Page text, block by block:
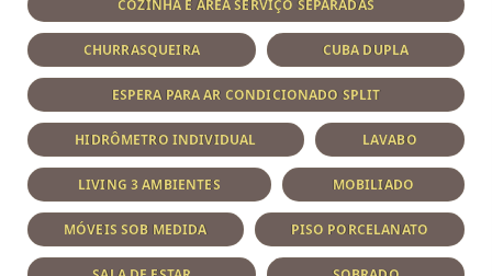
COZINHA E ÁREA SERVIÇO SEPARADAS
CHURRASQUEIRA CUBA DUPLA
ESPERA PARA AR CONDICIONADO SPLIT
HIDRÔMETRO INDIVIDUAL LAVABO
LIVING 3 AMBIENTES MOBILIADO
MÓVEIS SOB MEDIDA PISO PORCELANATO